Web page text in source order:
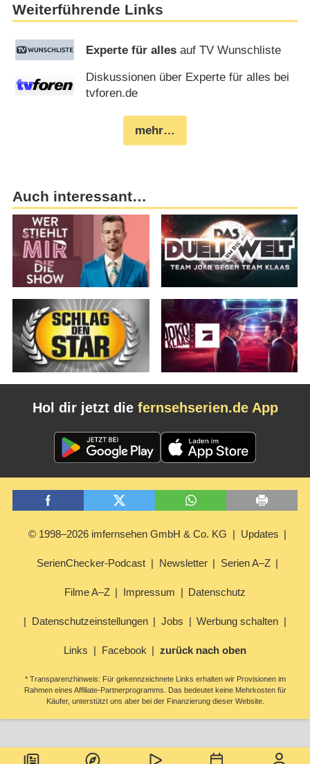
Weiterführende Links
Experte für alles auf TV Wunschliste
Diskussionen über Experte für alles bei
tvforen.de
mehr…
Auch interessant…
Hol dir jetzt die fernsehserien.de App
© 1998–2026 imfernsehen GmbH & Co. KG Updates
SerienChecker-Podcast Newsletter Serien A–Z
Filme A–Z Impressum Datenschutz
Datenschutzeinstellungen Jobs Werbung schalten
Links Facebook zurück nach oben
* Transparenzhinweis: Für gekennzeichnete Links erhalten wir Provisionen im
Rahmen eines Affiliate-Partnerprogramms. Das bedeutet keine Mehrkosten für
Käufer, unterstützt uns aber bei der Finanzierung dieser Website.